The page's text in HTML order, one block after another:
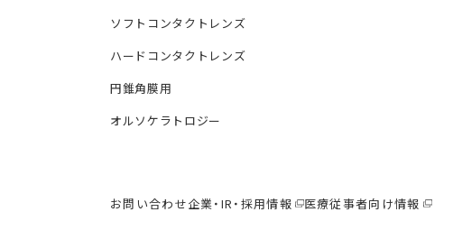
ソフトコンタクトレンズ
ハードコンタクトレンズ
円錐角膜用
オルソケラトロジー
お問い合わせ企業・IR・採用情報 医療従事者向け情報